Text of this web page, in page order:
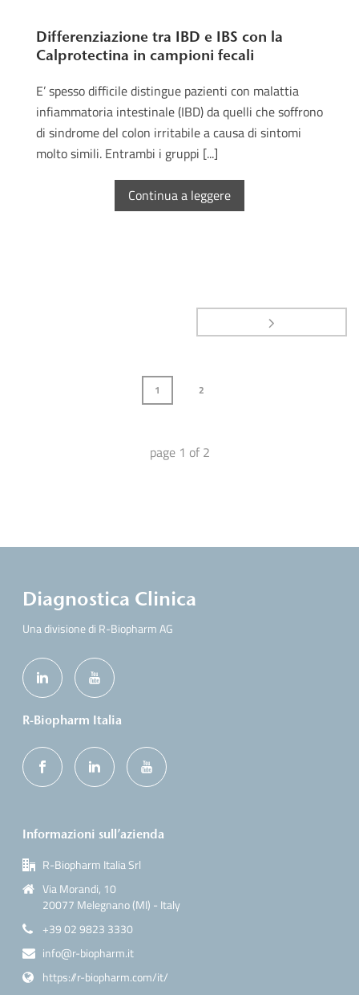
Differenziazione tra IBD e IBS con la
Calprotectina in campioni fecali
E’ spesso difficile distingue pazienti con malattia
infiammatoria intestinale (IBD) da quelli che soffrono
di sindrome del colon irritabile a causa di sintomi
molto simili. Entrambi i gruppi [...]
Continua a leggere
1 2
page 1 of 2
Diagnostica Clinica
Una divisione di R-Biopharm AG
R-Biopharm Italia
Informazioni sull’azienda
R-Biopharm Italia Srl
Via Morandi, 10
20077 Melegnano (MI) - Italy
+39 02 9823 3330
info@r-biopharm.it
https://r-biopharm.com/it/